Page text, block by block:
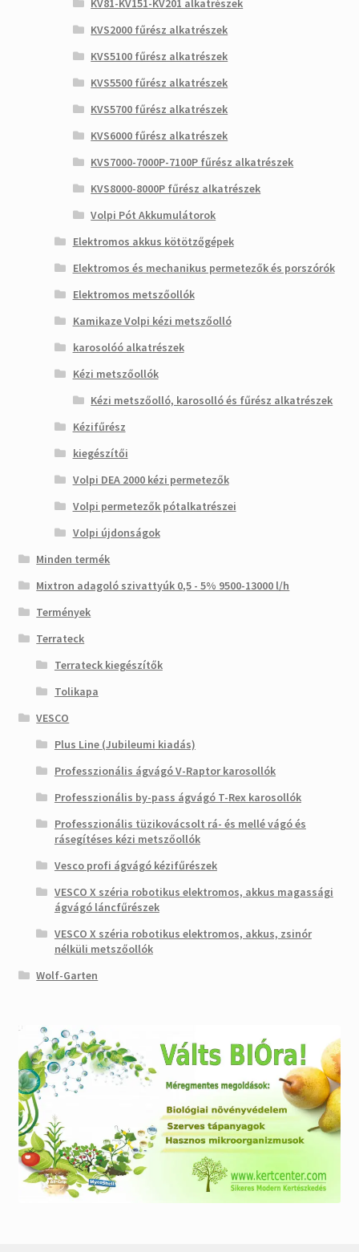
KV81-KV151-KV201 alkatrészek
KVS2000 fűrész alkatrészek
KVS5100 fűrész alkatrészek
KVS5500 fűrész alkatrészek
KVS5700 fűrész alkatrészek
KVS6000 fűrész alkatrészek
KVS7000-7000P-7100P fűrész alkatrészek
KVS8000-8000P fűrész alkatrészek
Volpi Pót Akkumulátorok
Elektromos akkus kötötzőgépek
Elektromos és mechanikus permetezők és porszórók
Elektromos metszőollók
Kamikaze Volpi kézi metszőolló
karosolóó alkatrészek
Kézi metszőollók
Kézi metszőolló, karosolló és fűrész alkatrészek
Kézifűrész
kiegészítői
Volpi DEA 2000 kézi permetezők
Volpi permetezők pótalkatrészei
Volpi újdonságok
Minden termék
Mixtron adagoló szivattyúk 0,5 - 5% 9500-13000 l/h
Termények
Terrateck
Terrateck kiegészítők
Tolikapa
VESCO
Plus Line (Jubileumi kiadás)
Professzionális ágvágó V-Raptor karosollók
Professzionális by-pass ágvágó T-Rex karosollók
Professzionális tüzikovácsolt rá- és mellé vágó és
rásegítéses kézi metszőollók
Vesco profi ágvágó kézifűrészek
VESCO X széria robotikus elektromos, akkus magassági
ágvágó láncfűrészek
VESCO X széria robotikus elektromos, akkus, zsinór
nélküli metszőollók
Wolf-Garten